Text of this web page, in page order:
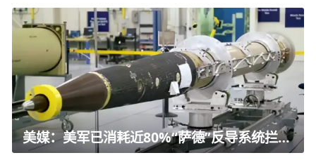
美媒：美军已消耗近80%“萨德”反导系统拦截弹